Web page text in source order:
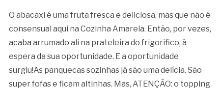
O abacaxi é uma fruta fresca e deliciosa, mas que não é
consensual aqui na Cozinha Amarela. Então, por vezes,
acaba arrumado ali na prateleira do frigorifico, à
espera da sua oportunidade. E a oportunidade
surgiu!As panquecas sozinhas já são uma delícia. São
super fofas e ficam altinhas. Mas, ATENÇÃO: o topping